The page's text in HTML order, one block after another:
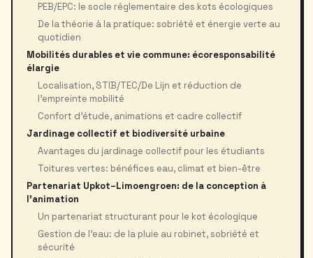
PEB/EPC: le socle réglementaire des kots écologiques
De la théorie à la pratique: sobriété et énergie verte au
quotidien
Mobilités durables et vie commune: écoresponsabilité
élargie
Localisation, STIB/TEC/De Lijn et réduction de
l’empreinte mobilité
Confort d’étude, animations et cadre collectif
Jardinage collectif et biodiversité urbaine
Avantages du jardinage collectif pour les étudiants
Toitures vertes: bénéfices eau, climat et bien-être
Partenariat Upkot–Limoengroen: de la conception à
l’animation
Un partenariat structurant pour le kot écologique
Gestion de l’eau: de la pluie au robinet, sobriété et
sécurité